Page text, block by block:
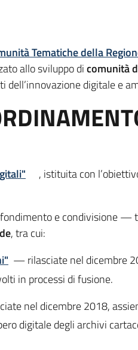
Tematiche della
allo sviluppo dicomunità
dell’innovazione digitale e
, istituita con
e condivisione —
, tra cui:
— rilasciate nel dicembre
in processi di fusione.
nel dicembre 2018,
digitale degli archivi